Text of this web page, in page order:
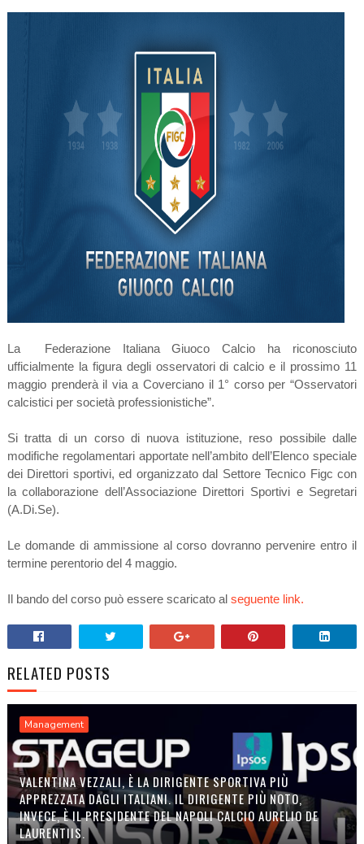
La Federazione Italiana Giuoco Calcio ha riconosciuto
ufficialmente la figura degli osservatori di calcio e il prossimo 11
maggio prenderà il via a Coverciano il 1° corso per “Osservatori
calcistici per società professionistiche”.
Si tratta di un corso di nuova istituzione, reso possibile dalle
modifiche regolamentari apportate nell’ambito dell’Elenco speciale
dei Direttori sportivi, ed organizzato dal Settore Tecnico Figc con
la collaborazione dell’Associazione Direttori Sportivi e Segretari
(A.Di.Se).
Le domande di ammissione al corso dovranno pervenire entro il
termine perentorio del 4 maggio.
Il bando del corso può essere scaricato al seguente link.
RELATED POSTS
Management
VALENTINA VEZZALI, È LA DIRIGENTE SPORTIVA PIÙ
APPREZZATA DAGLI ITALIANI. IL DIRIGENTE PIÙ NOTO,
INVECE, È IL PRESIDENTE DEL NAPOLI CALCIO AURELIO DE
LAURENTIIS.